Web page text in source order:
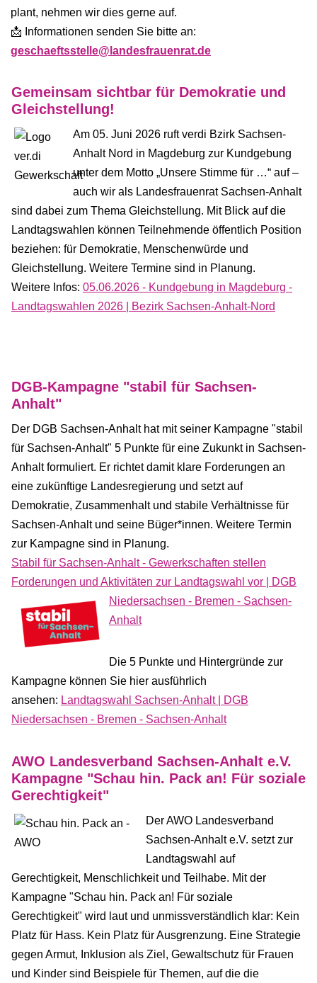
plant, nehmen wir dies gerne auf.
📩 Informationen senden Sie bitte an:
geschaeftsstelle@landesfrauenrat.de
Gemeinsam sichtbar für Demokratie und
Gleichstellung!
Am 05. Juni 2026 ruft verdi Bzirk Sachsen-
Anhalt Nord in Magdeburg zur Kundgebung
unter dem Motto „Unsere Stimme für …“ auf –
auch wir als Landesfrauenrat Sachsen-Anhalt
sind dabei zum Thema Gleichstellung. Mit Blick auf die
Landtagswahlen können Teilnehmende öffentlich Position
beziehen: für Demokratie, Menschenwürde und
Gleichstellung. Weitere Termine sind in Planung.
Weitere Infos: 05.06.2026 - Kundgebung in Magdeburg -
Landtagswahlen 2026 | Bezirk Sachsen-Anhalt-Nord
DGB-Kampagne "stabil für Sachsen-
Anhalt"
Der DGB Sachsen-Anhalt hat mit seiner Kampagne "stabil
für Sachsen-Anhalt" 5 Punkte für eine Zukunkt in Sachsen-
Anhalt formuliert. Er richtet damit klare Forderungen an
eine zukünftige Landesregierung und setzt auf
Demokratie, Zusammenhalt und stabile Verhältnisse für
Sachsen-Anhalt und seine Büger*innen. Weitere Termin
zur Kampagne sind in Planung.
Stabil für Sachsen-Anhalt - Gewerkschaften stellen
Forderungen und Aktivitäten zur Landtagswahl vor | DGB
Niedersachsen - Bremen - Sachsen-
Anhalt
Die 5 Punkte und Hintergründe zur
Kampagne können Sie hier ausführlich
ansehen: Landtagswahl Sachsen-Anhalt | DGB
Niedersachsen - Bremen - Sachsen-Anhalt
AWO Landesverband Sachsen-Anhalt e.V.
Kampagne "Schau hin. Pack an! Für soziale
Gerechtigkeit"
Der AWO Landesverband
Sachsen-Anhalt e.V. setzt zur
Landtagswahl auf
Gerechtigkeit, Menschlichkeit und Teilhabe. Mit der
Kampagne "Schau hin. Pack an! Für soziale
Gerechtigkeit" wird laut und unmissverständlich klar: Kein
Platz für Hass. Kein Platz für Ausgrenzung. Eine Strategie
gegen Armut, Inklusion als Ziel, Gewaltschutz für Frauen
und Kinder sind Beispiele für Themen, auf die die